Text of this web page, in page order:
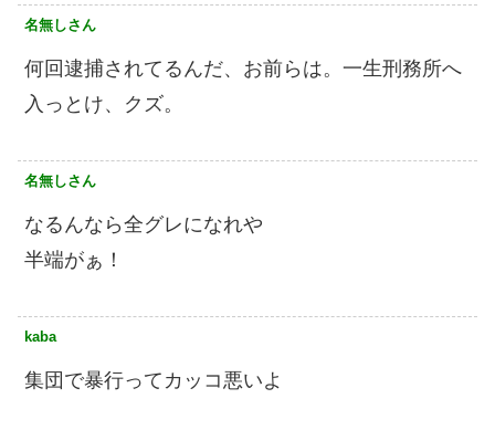
名無しさん
何回逮捕されてるんだ、お前らは。一生刑務所へ
入っとけ、クズ。
名無しさん
なるんなら全グレになれや
半端がぁ！
kaba
集団で暴行ってカッコ悪いよ